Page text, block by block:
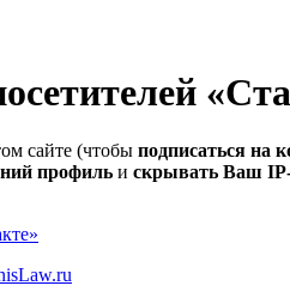
сайте (чтобы подписаться на
профиль и скрывать Ваш IP-